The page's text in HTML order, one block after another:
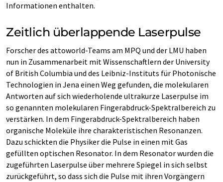
Informationen enthalten.
Zeitlich überlappende Laserpulse
Forscher des attoworld-Teams am MPQ und der LMU haben
nun in Zusammenarbeit mit Wissenschaftlern der University
of British Columbia und des Leibniz-Instituts für Photonische
Technologien in Jena einen Weg gefunden, die molekularen
Antworten auf sich wiederholende ultrakurze Laserpulse im
so genannten molekularen Fingerabdruck-Spektralbereich zu
verstärken. In dem Fingerabdruck-Spektralbereich haben
organische Moleküle ihre charakteristischen Resonanzen.
Dazu schickten die Physiker die Pulse in einen mit Gas
gefüllten optischen Resonator. In dem Resonator wurden die
zugeführten Laserpulse über mehrere Spiegel in sich selbst
zurückgeführt, so dass sich die Pulse mit ihren Vorgängern